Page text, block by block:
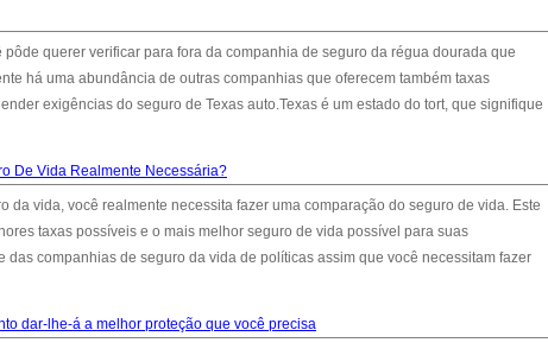
querer verificar para fora da companhia de seguro da régua dourada que
há uma abundância de outras companhias que oferecem também taxas
exigências do seguro de Texas auto.Texas é um estado do tort, que signifique
De Vida Realmente Necessária?
da vida, você realmente necessita fazer uma comparação do seguro de vida. Este
taxas possíveis e o mais melhor seguro de vida possível para suas
companhias de seguro da vida de políticas assim que você necessitam fazer
dar-lhe-á a melhor proteção que você precisa